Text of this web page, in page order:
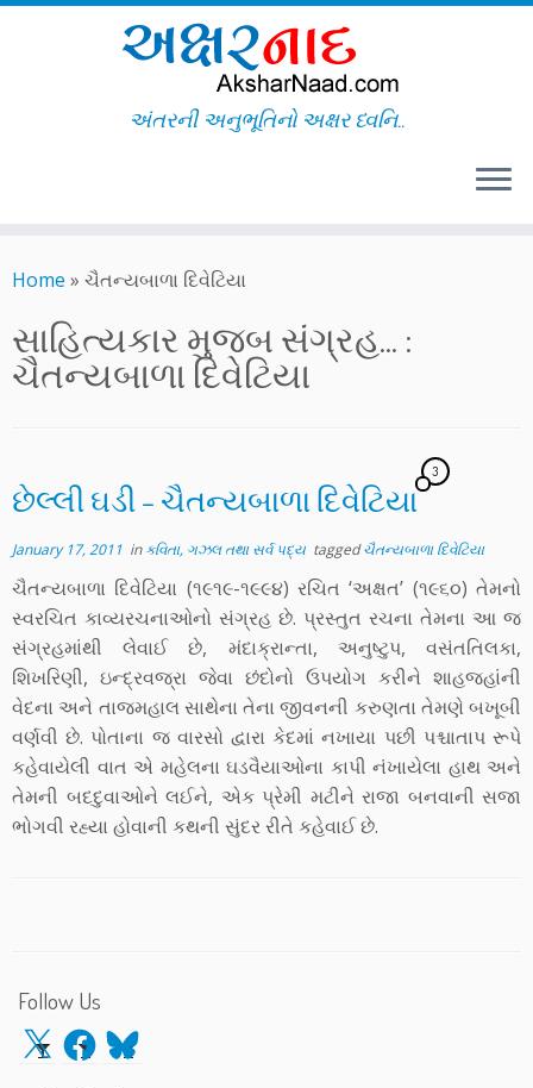
to
અંતરની અનુભૂતિનો અક્ષર ધ્વનિ..
Home » ચૈતન્યબાળા દિવેટિયા
સાહિત્યકાર મુજબ સંગ્રહ... :
ચૈતન્યબાળા દિવેટિયા
છેલ્લી ઘડી – ચૈતન્યબાળા દિવેટિયા
3
January 17, 2011 inકવિતા, ગઝલ તથા સર્વ પદ્ય taggedચૈતન્યબાળા દિવેટિયા
ચૈતન્યબાળા દિવેટિયા (૧૯૧૯-૧૯૯૪) રચિત ‘અક્ષત’ (૧૯૬૦) તેમનો
સ્વરચિત કાવ્યરચનાઓનો સંગ્રહ છે. પ્રસ્તુત રચના તેમના આ જ
સંગ્રહમાંથી લેવાઈ છે, મંદાક્રાન્તા, અનુષ્ટુપ, વસંતતિલકા,
શિખરિણી, ઇન્દ્રવજ્રા જેવા છંદોનો ઉપયોગ કરીને શાહજહાંની
વેદના અને તાજમહાલ સાથેના તેના જીવનની કરુણતા તેમણે બખૂબી
વર્ણવી છે. પોતાના જ વારસો દ્વારા કેદમાં નખાયા પછી પશ્ચાતાપ રૂપે
કહેવાયેલી વાત એ મહેલના ઘડવૈયાઓના કાપી નંખાયેલા હાથ અને
તેમની બદદુવાઓને લઈને, એક પ્રેમી મટીને રાજા બનવાની સજા
ભોગવી રહ્યા હોવાની કથની સુંદર રીતે કહેવાઈ છે.
Follow Us
X Facebook
Bluesky